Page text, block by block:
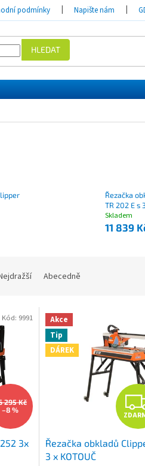
podmínky Napište nám
HLEDAT
Řezačka
TR 202 E s
Skladem
11 839
Abecedně
295 Kč
–8 %
3x
Kód: 9991
Akce
Tip
DÁREK
Řezačka obkladů
3 x KOTOUČ